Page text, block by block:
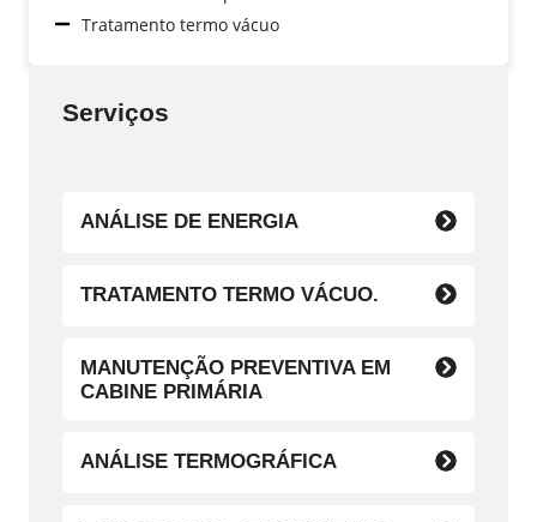
Tratamento termo vácuo
Serviços
ANÁLISE DE ENERGIA
TRATAMENTO TERMO VÁCUO.
MANUTENÇÃO PREVENTIVA EM
CABINE PRIMÁRIA
ANÁLISE TERMOGRÁFICA